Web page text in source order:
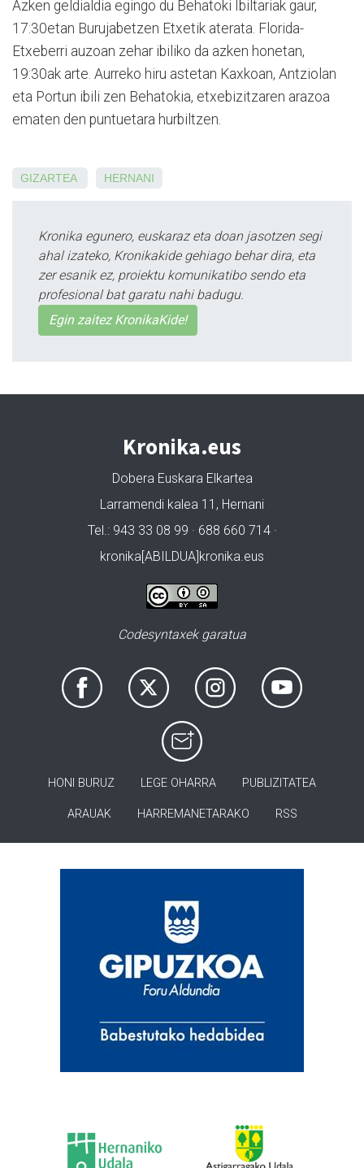
Azken geldialdia egingo du Behatoki Ibiltariak gaur,
17:30etan Burujabetzen Etxetik aterata. Florida-
Etxeberri auzoan zehar ibiliko da azken honetan,
19:30ak arte. Aurreko hiru astetan Kaxkoan, Antziolan
eta Portun ibili zen Behatokia, etxebizitzaren arazoa
ematen den puntuetara hurbiltzen.
GIZARTEA HERNANI
Kronika egunero, euskaraz eta doan jasotzen segi
ahal izateko, Kronikakide gehiago behar dira, eta
zer esanik ez, proiektu komunikatibo sendo eta
profesional bat garatu nahi badugu.
Egin zaitez KronikaKide!
Kronika.eus
Dobera Euskara Elkartea
Larramendi kalea 11, Hernani
Tel.: 943 33 08 99 · 688 660 714 ·
kronika[ABILDUA]kronika.eus
Codesyntaxek garatua
HONI BURUZ LEGE OHARRA PUBLIZITATEA
ARAUAK HARREMANETARAKO RSS